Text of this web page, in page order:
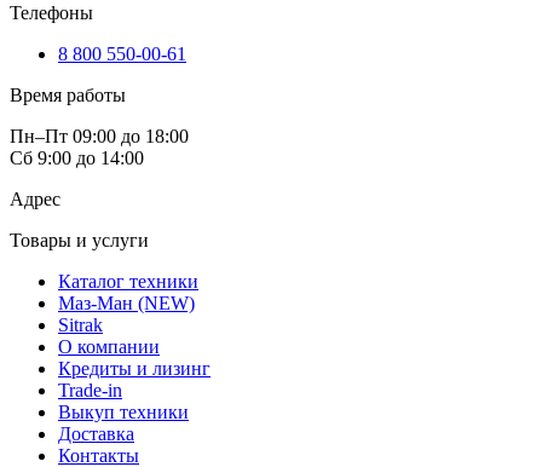
Телефоны
8 800 550-00-61
Время работы
Пн–Пт 09:00 до 18:00
Сб 9:00 до 14:00
Адрес
Товары и услуги
Каталог техники
Маз-Ман (NEW)
Sitrak
О компании
Кредиты и лизинг
Trade-in
Выкуп техники
Доставка
Контакты